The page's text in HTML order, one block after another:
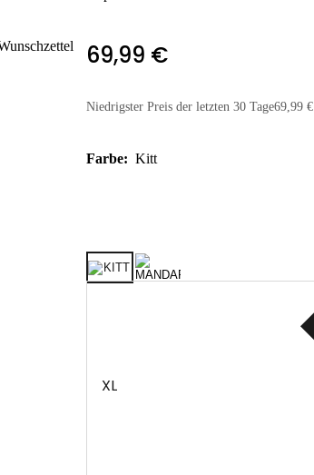
69,99 €
Niedrigster Preis der letzten 30 Tage69,99 €
Farbe: Kitt
XL